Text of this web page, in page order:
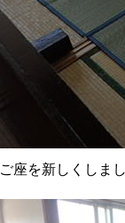
ご座を新しくしま